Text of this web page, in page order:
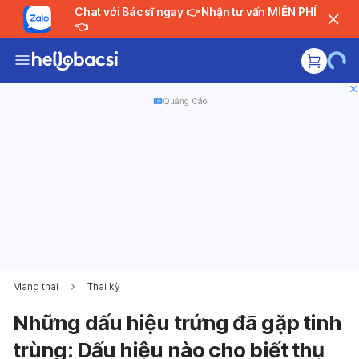
Chat với Bác sĩ ngay 👉 Nhận tư vấn MIỄN PHÍ
👈
Quảng Cáo
Mang thai Thai kỳ
Những dấu hiệu trứng đã gặp tinh
trùng: Dấu hiệu nào cho biết thụ